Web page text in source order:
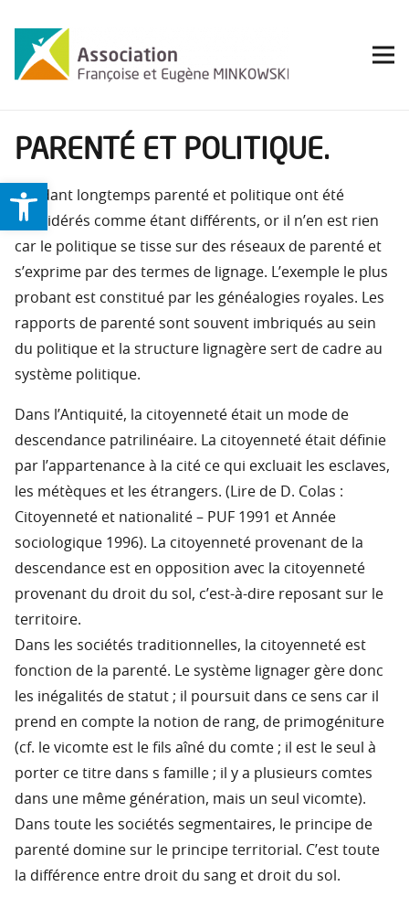
Ouvrir la barre d’outils
PARENTÉ ET POLITIQUE.
Pendant longtemps parenté et politique ont été
considérés comme étant différents, or il n’en est rien
car le politique se tisse sur des réseaux de parenté et
s’exprime par des termes de lignage. L’exemple le plus
probant est constitué par les généalogies royales. Les
rapports de parenté sont souvent imbriqués au sein
du politique et la structure lignagère sert de cadre au
système politique.
Dans l’Antiquité, la citoyenneté était un mode de
descendance patrilinéaire. La citoyenneté était définie
par l’appartenance à la cité ce qui excluait les esclaves,
les métèques et les étrangers. (Lire de D. Colas :
Citoyenneté et nationalité – PUF 1991 et Année
sociologique 1996). La citoyenneté provenant de la
descendance est en opposition avec la citoyenneté
provenant du droit du sol, c’est-à-dire reposant sur le
territoire.
Dans les sociétés traditionnelles, la citoyenneté est
fonction de la parenté. Le système lignager gère donc
les inégalités de statut ; il poursuit dans ce sens car il
prend en compte la notion de rang, de primogéniture
(cf. le vicomte est le fils aîné du comte ; il est le seul à
porter ce titre dans s famille ; il y a plusieurs comtes
dans une même génération, mais un seul vicomte).
Dans toute les sociétés segmentaires, le principe de
parenté domine sur le principe territorial. C’est toute
la différence entre droit du sang et droit du sol.